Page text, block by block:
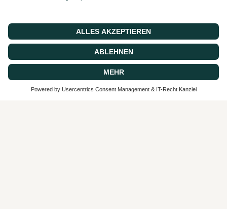
© 2026 CASA 43 Concept, Powered by shopify